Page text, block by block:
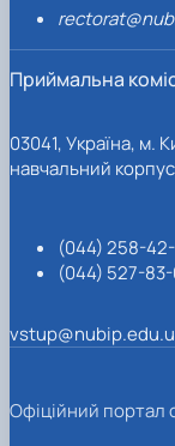
Приймальна
03041, Україна, м.
навчальний
(044) 258-
(044) 527-
Офіційний портал